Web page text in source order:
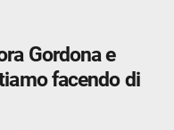
Gordona e
facendo di